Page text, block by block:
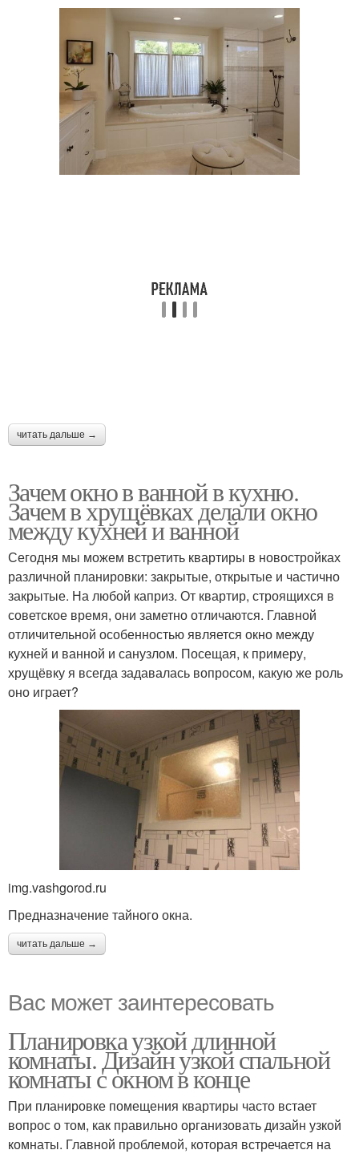
читать дальше →
Зачем окно в ванной в кухню.
Зачем в хрущёвках делали окно
между кухней и ванной
Сегодня мы можем встретить квартиры в новостройках
различной планировки: закрытые, открытые и частично
закрытые. На любой каприз. От квартир, строящихся в
советское время, они заметно отличаются. Главной
отличительной особенностью является окно между
кухней и ванной и санузлом. Посещая, к примеру,
хрущёвку я всегда задавалась вопросом, какую же роль
оно играет?
img.vashgorod.ru
Предназначение тайного окна.
читать дальше →
Вас может заинтересовать
Планировка узкой длинной
комнаты. Дизайн узкой спальной
комнаты с окном в конце
При планировке помещения квартиры часто встает
вопрос о том, как правильно организовать дизайн узкой
комнаты. Главной проблемой, которая встречается на